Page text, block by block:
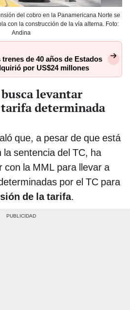
del cobro en la Panamericana Norte se
con la construcción de la vía alterna. Foto:
Andina
de 40 años de Estados
por US$24 millones
levantar
determinada
que, a pesar de que está
sentencia del TC, ha
con la MML para llevar a
por el TC para
de la tarifa.